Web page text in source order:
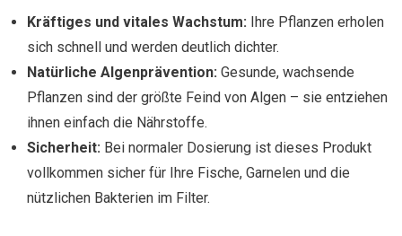
Kräftiges und vitales Wachstum: Ihre Pflanzen erholen
sich schnell und werden deutlich dichter.
Natürliche Algenprävention: Gesunde, wachsende
Pflanzen sind der größte Feind von Algen – sie entziehen
ihnen einfach die Nährstoffe.
Sicherheit: Bei normaler Dosierung ist dieses Produkt
vollkommen sicher für Ihre Fische, Garnelen und die
nützlichen Bakterien im Filter.